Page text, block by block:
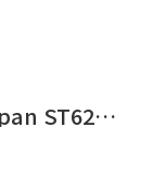
Fender Japan ST62 FRD買取させて頂きました！！